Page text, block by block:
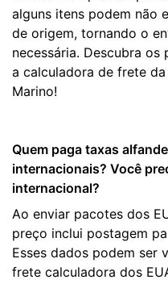
alguns itens podem não
de origem, tornando o
necessária. Descubra
a calculadora de frete
Marino!
Quem paga taxas
internacionais? Você
internacional?
Ao enviar pacotes dos
preço inclui postagem
Esses dados podem ser
frete calculadora dos